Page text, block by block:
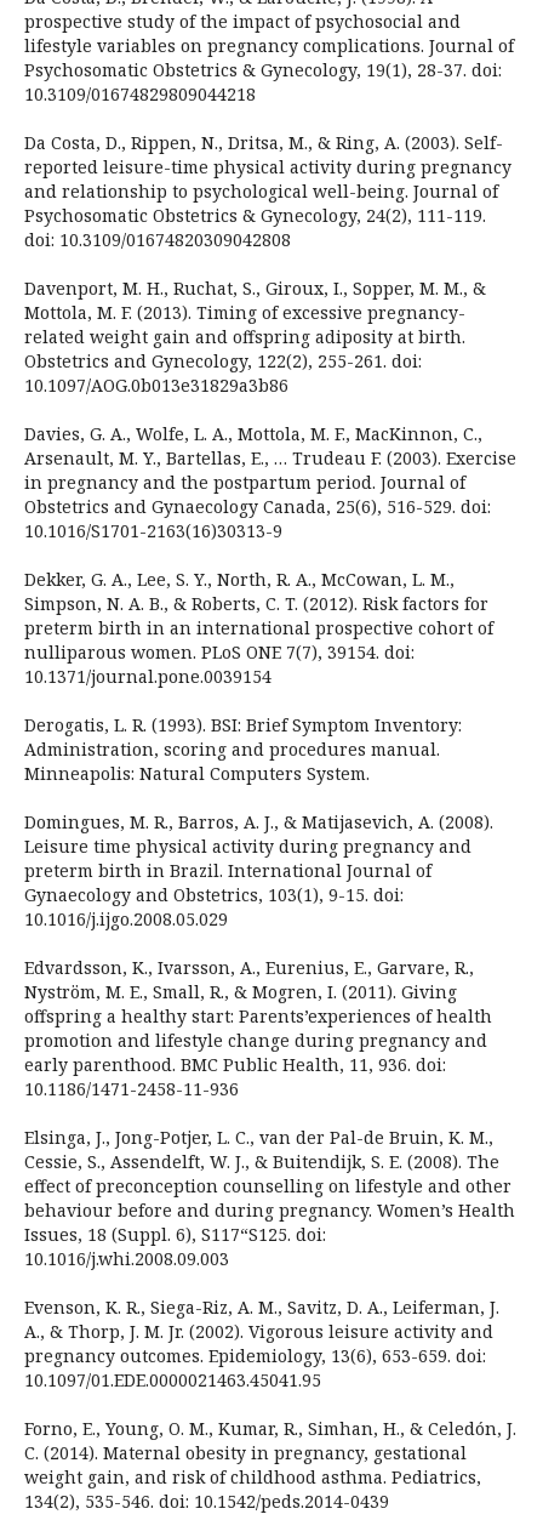
prospective study of the impact of psychosocial and
lifestyle variables on pregnancy complications. Journal of
Psychosomatic Obstetrics & Gynecology, 19(1), 28-37. doi:
10.3109/01674829809044218
Da Costa, D., Rippen, N., Dritsa, M., & Ring, A. (2003). Self-
reported leisure-time physical activity during pregnancy
and relationship to psychological well-being. Journal of
Psychosomatic Obstetrics & Gynecology, 24(2), 111-119.
doi: 10.3109/01674820309042808
Davenport, M. H., Ruchat, S., Giroux, I., Sopper, M. M., &
Mottola, M. F. (2013). Timing of excessive pregnancy-
related weight gain and offspring adiposity at birth.
Obstetrics and Gynecology, 122(2), 255-261. doi:
10.1097/AOG.0b013e31829a3b86
Davies, G. A., Wolfe, L. A., Mottola, M. F., MacKinnon, C.,
Arsenault, M. Y., Bartellas, E., … Trudeau F. (2003). Exercise
in pregnancy and the postpartum period. Journal of
Obstetrics and Gynaecology Canada, 25(6), 516-529. doi:
10.1016/S1701-2163(16)30313-9
Dekker, G. A., Lee, S. Y., North, R. A., McCowan, L. M.,
Simpson, N. A. B., & Roberts, C. T. (2012). Risk factors for
preterm birth in an international prospective cohort of
nulliparous women. PLoS ONE 7(7), 39154. doi:
10.1371/journal.pone.0039154
Derogatis, L. R. (1993). BSI: Brief Symptom Inventory:
Administration, scoring and procedures manual.
Minneapolis: Natural Computers System.
Domingues, M. R., Barros, A. J., & Matijasevich, A. (2008).
Leisure time physical activity during pregnancy and
preterm birth in Brazil. International Journal of
Gynaecology and Obstetrics, 103(1), 9-15. doi:
10.1016/j.ijgo.2008.05.029
Edvardsson, K., Ivarsson, A., Eurenius, E., Garvare, R.,
Nyström, M. E., Small, R., & Mogren, I. (2011). Giving
offspring a healthy start: Parents’experiences of health
promotion and lifestyle change during pregnancy and
early parenthood. BMC Public Health, 11, 936. doi:
10.1186/1471-2458-11-936
Elsinga, J., Jong-Potjer, L. C., van der Pal-de Bruin, K. M.,
Cessie, S., Assendelft, W. J., & Buitendijk, S. E. (2008). The
effect of preconception counselling on lifestyle and other
behaviour before and during pregnancy. Women’s Health
Issues, 18 (Suppl. 6), S117“S125. doi:
10.1016/j.whi.2008.09.003
Evenson, K. R., Siega-Riz, A. M., Savitz, D. A., Leiferman, J.
A., & Thorp, J. M. Jr. (2002). Vigorous leisure activity and
pregnancy outcomes. Epidemiology, 13(6), 653-659. doi:
10.1097/01.EDE.0000021463.45041.95
Forno, E., Young, O. M., Kumar, R., Simhan, H., & Celedón, J.
C. (2014). Maternal obesity in pregnancy, gestational
weight gain, and risk of childhood asthma. Pediatrics,
134(2), 535-546. doi: 10.1542/peds.2014-0439